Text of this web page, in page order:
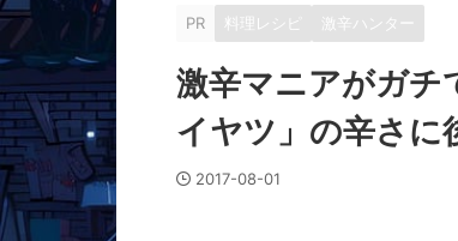
PR 料理レシピ 激辛ハンター
激辛マニアがガチ
イヤツ」の辛さに
2017-08-01